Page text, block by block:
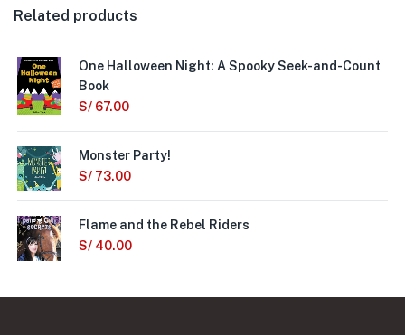
Related products
One Halloween Night: A Spooky Seek-and-Count
Book
S/ 67.00
Monster Party!
S/ 73.00
Flame and the Rebel Riders
S/ 40.00